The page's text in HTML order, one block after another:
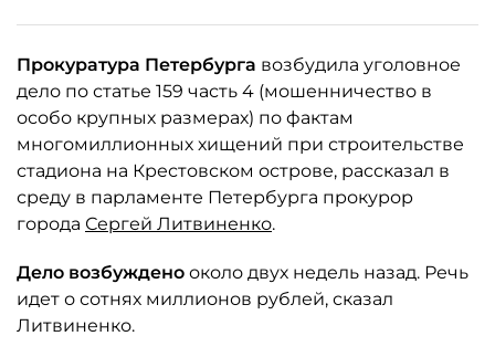
Прокуратура Петербурга возбудила уголовное
дело по статье 159 часть 4 (мошенничество в
особо крупных размерах) по фактам
многомиллионных хищений при строительстве
стадиона на Крестовском острове, рассказал в
среду в парламенте Петербурга прокурор
города Сергей Литвиненко.
Дело возбуждено около двух недель назад. Речь
идет о сотнях миллионов рублей, сказал
Литвиненко.